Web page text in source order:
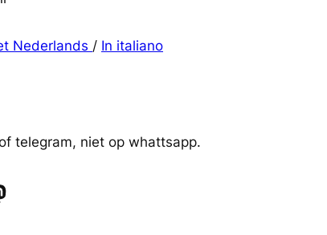
Nederlands / In italiano
telegram, niet op whattsapp.